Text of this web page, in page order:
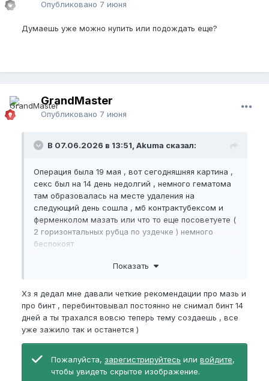
Опубликовано 7 июня
Думаешь уже можно нупить или подождать еще?
GrandMaster
Опубликовано 7 июня
В 07.06.2026 в 13:51, Akuma сказал:
Операция была 19 мая , вот сегодняшняя картина ,
секс был на 14 день недолгий , немного гематома
там образовалась на месте удаления на
следующий день сошла , мб контрактубексом и
ферменколом мазать или что то еще посоветуете (
2 горизонтальных рубца по уздечке ) немного
беспокоят
изображение.
Показать
Хз я дедал мне давали четкие рекомендации про мазь и
про бинт , перебинтовывал постоянно не снимал бинт 14
дней а ты трахался вовсю теперь тему создаешь , все
уже зажило так и останется )
Пожалуйста, зарегистрируйтесь или войдите,
чтобы увидеть скрытое изображение.